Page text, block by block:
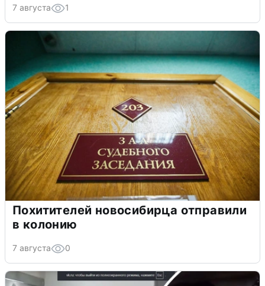
7 августа 1
Похитителей новосибирца отправили
в колонию
7 августа 0